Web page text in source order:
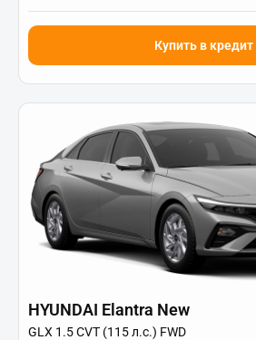
Купить в кредит
HYUNDAI Elantra New
GLX 1.5 CVT (115 л.с.) FWD